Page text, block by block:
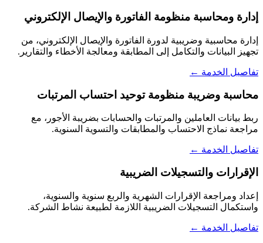
إدارة ومحاسبة منظومة الفاتورة والإيصال الإلكتروني
إدارة محاسبية وضريبية لدورة الفاتورة والإيصال الإلكتروني، من
تجهيز البيانات والتكامل إلى المطابقة ومعالجة الأخطاء والتقارير.
تفاصيل الخدمة ←
محاسبة وضريبة منظومة توحيد احتساب المرتبات
ربط بيانات العاملين والمرتبات والحسابات بضريبة الأجور، مع
مراجعة نماذج الاحتساب والمطابقات والتسوية السنوية.
تفاصيل الخدمة ←
الإقرارات والتسجيلات الضريبية
إعداد ومراجعة الإقرارات الشهرية والربع سنوية والسنوية،
واستكمال التسجيلات الضريبية اللازمة لطبيعة نشاط الشركة.
تفاصيل الخدمة ←